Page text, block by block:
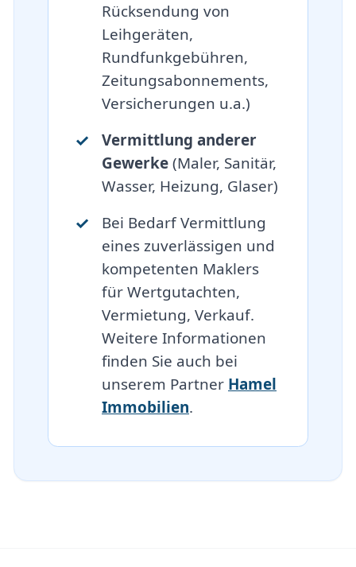
Rücksendung von
Leihgeräten,
Rundfunkgebühren,
Zeitungsabonnements,
Versicherungen u.a.)
Vermittlung anderer
Gewerke(Maler, Sanitär,
Wasser, Heizung, Glaser)
Bei Bedarf Vermittlung
eines zuverlässigen und
kompetenten Maklers
für Wertgutachten,
Vermietung, Verkauf.
Weitere Informationen
finden Sie auch bei
unserem Partner Hamel
Immobilien.